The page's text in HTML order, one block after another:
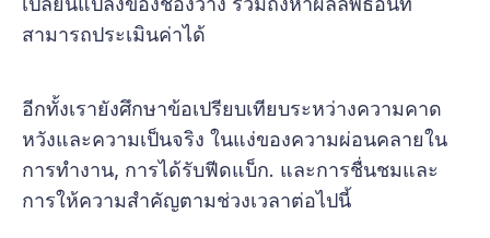
สามารถประเมินค่าได้
อีกทั้งเรายังศึกษาข้อเปรียบเทียบระหว่างความคาด
หวังและความเป็นจริง ในแง่ของความผ่อนคลายใน
การทำงาน, การได้รับฟีดแบ็ก. และการชื่นชมและ
การให้ความสำคัญตามช่วงเวลาต่อไปนี้